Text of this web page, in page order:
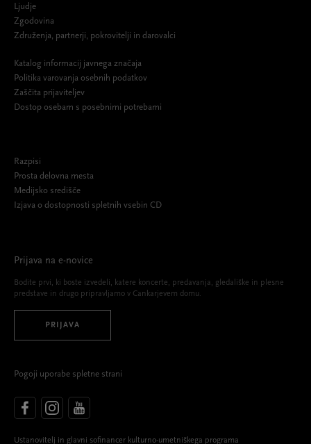
Ljudje
Zgodovina
Združenja, partnerji, pokrovitelji in darovalci
Katalog informacij javnega značaja
Politika varovanja osebnih podatkov
Zaščita prijaviteljev
Dostop osebam s posebnimi potrebami
Razpisi
Prosta delovna mesta
Medijsko središče
Izjava o dostopnosti spletnih vsebin CD
Prijava na e-novice
Bodite prvi, ki boste izvedeli, katere koncerte, predavanja, gledališke in plesne
predstave in drugo pripravljamo v Cankarjevem domu.
PRIJAVA
Pogoji uporabe spletne strani
Ustanovitelj in glavni sofinancer kulturno-umetniškega programa